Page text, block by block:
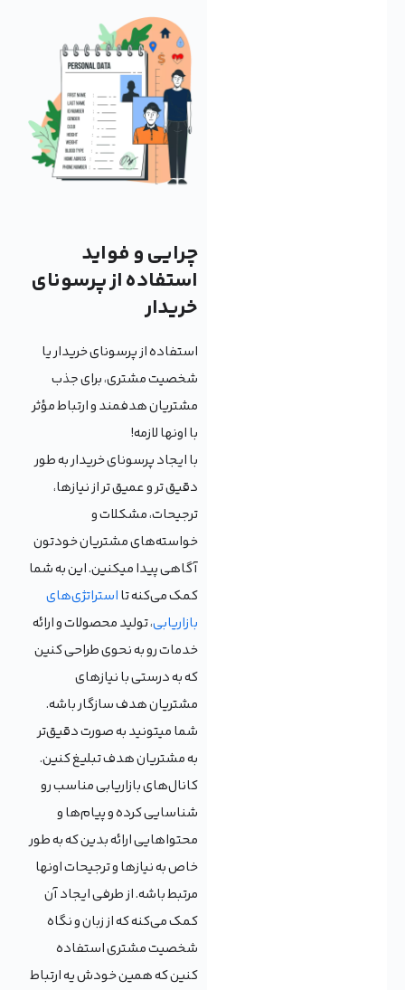
چرایی و فواید
استفاده از پرسونای
خریدار
استفاده از پرسونای خریدار یا
شخصیت مشتری، برای جذب
مشتریان هدفمند و ارتباط مؤثر
با اونها لازمه!
با ایجاد پرسونای خریدار به طور
دقیق تر و عمیق تر از نیازها،
ترجیحات، مشکلات و
خواسته‌های مشتریان خودتون
آگاهی پیدا میکنین. این به شما
کمک می‌کنه تااستراتژی‌های
بازاریابی، تولید محصولات و ارائه
خدمات رو به نحوی طراحی کنین
که به درستی با نیازهای
مشتریان هدف سازگار باشه.
شما میتونید به صورت دقیق‌تر
به مشتریان هدف تبلیغ کنین.
کانال‌های بازاریابی مناسب رو
شناسایی کرده و پیام‌ها و
محتواهایی ارائه بدین که به طور
خاص به نیازها و ترجیحات اونها
مرتبط باشه. از طرفی ایجاد آن
کمک می‌کنه که از زبان و نگاه
شخصیت مشتری استفاده
کنین که همین خودش یه ارتباط